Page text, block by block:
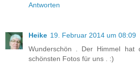
Antworten
Heike 19. Februar 2014 um 08:09
Wunderschön . Der Himmel hat
schönsten Fotos für uns . :)